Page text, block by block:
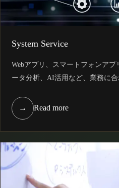
System Service
Webアプリ、スマートフォンア
ータ分析、AI活用など、業務に合
→ Read more